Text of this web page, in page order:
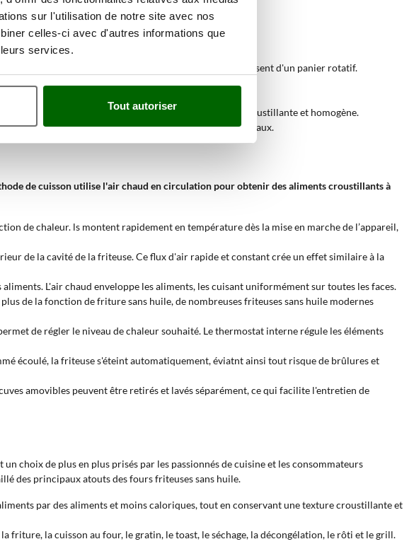
sur l'utilisation de notre site avec nos
celles-ci avec d'autres informations que
services.
Tout autoriser
deux cuves de cuisson, tandis que d'autres disposent d'un panier rotatif.
programmée.
uniformément pour garantir une cuisson homogène.
autour des aliments, garantissant une cuisson croustillante et homogène.
cuisson, garantissant ainsi précision et résultats optimaux.
de cuisson utilise l'air chaud en circulation pour obtenir des aliments croustillants à
de chaleur. ls montent rapidement en température dès la mise en marche de l’appareil,
de la cavité de la friteuse. Ce flux d'air rapide et constant crée un effet similaire à la
L'air chaud enveloppe les aliments, les cuisant uniformément sur toutes les faces.
de la fonction de friture sans huile, de nombreuses friteuses sans huile modernes
de régler le niveau de chaleur souhaité. Le thermostat interne régule les éléments
écoulé, la friteuse s'éteint automatiquement, éviatnt ainsi tout risque de brûlures et
amovibles peuvent être retirés et lavés séparément, ce qui facilite l'entretien de
choix de plus en plus prisés par les passionnés de cuisine et les consommateurs
des principaux atouts des fours friteuses sans huile.
par des aliments et moins caloriques, tout en conservant une texture croustillante et
la cuisson au four, le gratin, le toast, le séchage, la décongélation, le rôti et le grill.